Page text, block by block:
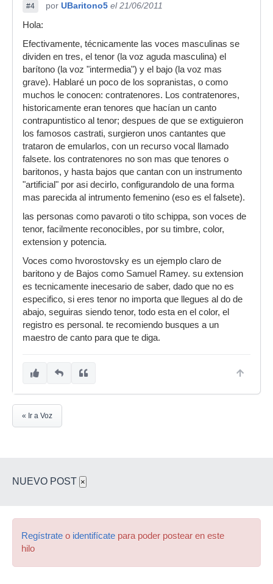
#4 por UBaritono5 el 21/06/2011
Hola:
Efectivamente, técnicamente las voces masculinas se
dividen en tres, el tenor (la voz aguda masculina) el
barítono (la voz "intermedia") y el bajo (la voz mas
grave). Hablaré un poco de los sopranistas, o como
muchos le conocen: contratenores. Los contratenores,
historicamente eran tenores que hacían un canto
contrapuntistico al tenor; despues de que se extiguieron
los famosos castrati, surgieron unos cantantes que
trataron de emularlos, con un recurso vocal llamado
falsete. los contratenores no son mas que tenores o
baritonos, y hasta bajos que cantan con un instrumento
"artificial" por asi decirlo, configurandolo de una forma
mas parecida al intrumento femenino (eso es el falsete).
las personas como pavaroti o tito schippa, son voces de
tenor, facilmente reconocibles, por su timbre, color,
extension y potencia.
Voces como hvorostovsky es un ejemplo claro de
baritono y de Bajos como Samuel Ramey. su extension
es tecnicamente inecesario de saber, dado que no es
especifico, si eres tenor no importa que llegues al do de
abajo, seguiras siendo tenor, todo esta en el color, el
registro es personal. te recomiendo busques a un
maestro de canto para que te diga.
« Ir a Voz
NUEVO POST ×
Regístrate o identifícate para poder postear en este
hilo